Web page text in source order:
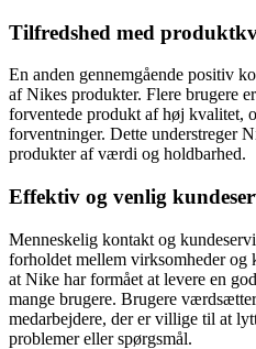
Tilfredshed med
En anden gennemgående positiv
af Nikes produkter. Flere brugere
forventede produkt af høj kvalitet,
forventninger. Dette understreger
produkter af værdi og holdbarhed.
Effektiv og venlig
Menneskelig kontakt og
forholdet mellem virksomheder og
at Nike har formået at levere en
mange brugere. Brugere
medarbejdere, der er villige til at
problemer eller spørgsmål.